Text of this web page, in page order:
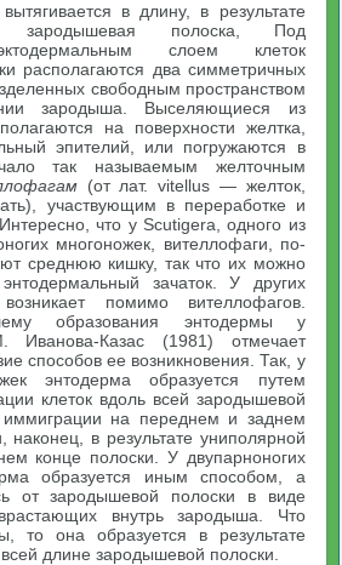
в длину, в результате
зародышевая полоска, Под
слоем клеток
располагаются два симметричных
свободным пространством
зародыша. Выселяющиеся из
на поверхности желтка,
эпителий, или погружаются в
так называемым желточным
(от лат. vitellus — желток,
участвующим в переработке и
что у Scutigera, одного из
многоножек, вителлофаги, по-
среднюю кишку, так что их можно
зачаток. У других
помимо вителлофагов.
образования энтодермы у
Казас (1981) отмечает
способов ее возникновения. Так, у
энтодерма образуется путем
клеток вдоль всей зародышевой
на переднем и заднем
наконец, в результате униполярной
конце полоски. У двупарноногих
образуется иным способом, а
от зародышевой полоски в виде
внутрь зародыша. Что
то она образуется в результате
длине зародышевой полоски.